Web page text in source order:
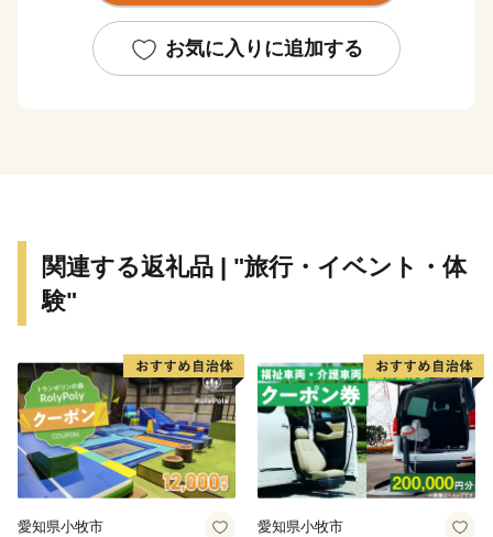
の特性を生かした再生可能エネルギーの推進を図ってい
ます。
し木炭や雑穀、新鮮な野菜など多くの食材と、これらを
原料とした特産品やお菓子など魅力的な商品をお礼の品
軽米町への応援よろしくお願いします！
お気に入りに追加する
関連する返礼品 | "旅行・イベント・体
験"
愛知県小牧市 愛知県小牧市